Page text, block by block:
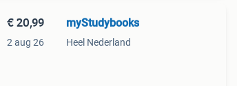
€ 20,99
2 aug 26
myStudybooks
Heel Nederland